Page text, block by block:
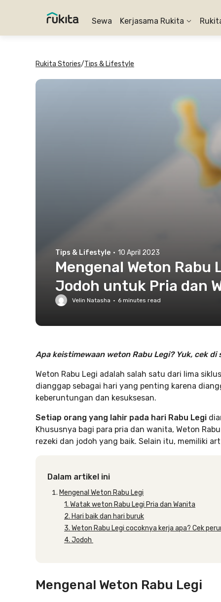
Sewa Kerjasama Rukita
Rukita Stories/Tips & Lifestyle
Tips & Lifestyle · 10 April 2023
Mengenal Weton Rabu
Jodoh untuk Pria dan
Velin Natasha · 6 minutes read
Apa keistimewaan weton Rabu Legi? Yuk, cek di
Weton Rabu Legi adalah salah satu dari lima
dianggap sebagai hari yang penting karena
keberuntungan dan kesuksesan.
Setiap orang yang lahir pada hari Rabu Legi
Khususnya bagi para pria dan wanita, Weton
rezeki dan jodoh yang baik. Selain itu, memiliki
Dalam artikel ini
Mengenal Weton Rabu Legi
1. Watak weton Rabu Legi Pria dan Wanita
2. Hari baik dan hari buruk
3. Weton Rabu Legi cocoknya kerja apa? Cek
4. Jodoh
Mengenal Weton Rabu Legi